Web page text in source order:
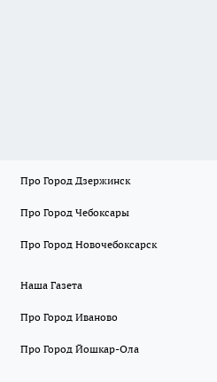
Про Город Дзержинск
Про Город Чебоксары
Про Город Новочебоксарск
Наша Газета
Про Город Иваново
Про Город Йошкар-Ола